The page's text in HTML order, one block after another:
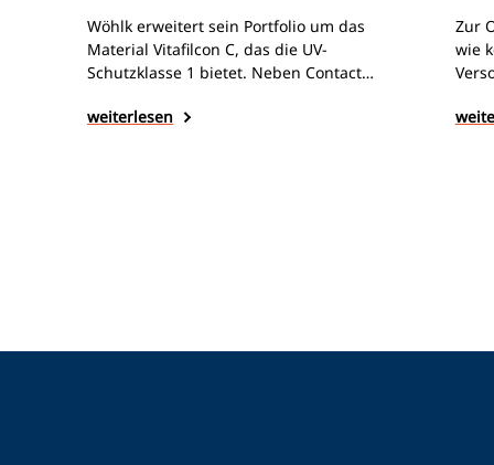
weiterlesen
Wöhlk erweitert sein Portfolio um das
Material Vitafilcon C, das die UV-
Schutzklasse 1 bietet. Neben Contact
Monatslinsen des Herstellers ab sofort mit
Zur
wie